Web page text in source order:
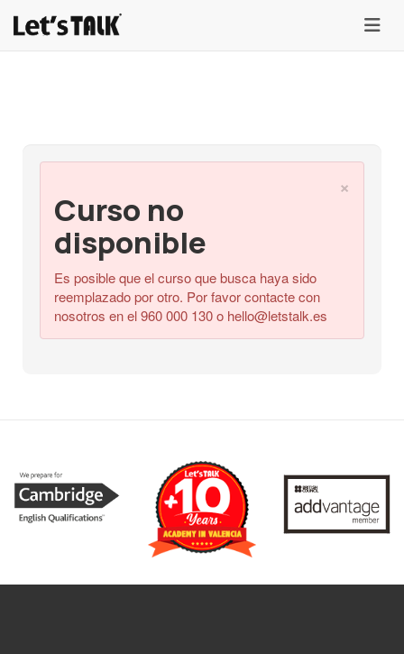
menu
×
Curso no
disponible
Es posible que el curso que busca haya sido
reemplazado por otro. Por favor contacte con
nosotros en el 960 000 130 o hello@letstalk.es